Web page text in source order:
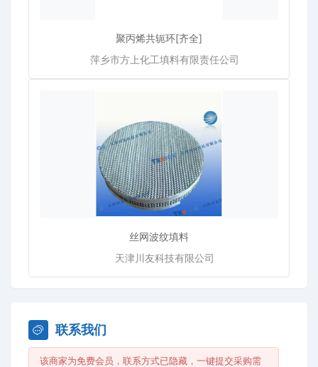
聚丙烯共轭环[齐全]
萍乡市方上化工填料有限责任公司
丝网波纹填料
天津川友科技有限公司
联系我们
该商家为免费会员，联系方式已隐藏，一键提交采购需